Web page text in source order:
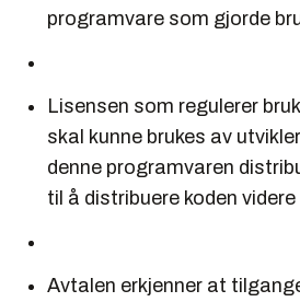
programvare som gjorde
Lisensen som regulerer
skal kunne brukes av
denne programvaren
til å distribuere koden
Avtalen erkjenner at